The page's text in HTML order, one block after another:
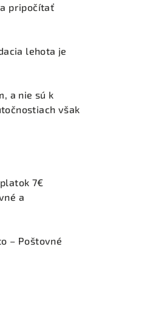
pripočítať
lehota je
a nie sú k
však
7€
a
– Poštovné